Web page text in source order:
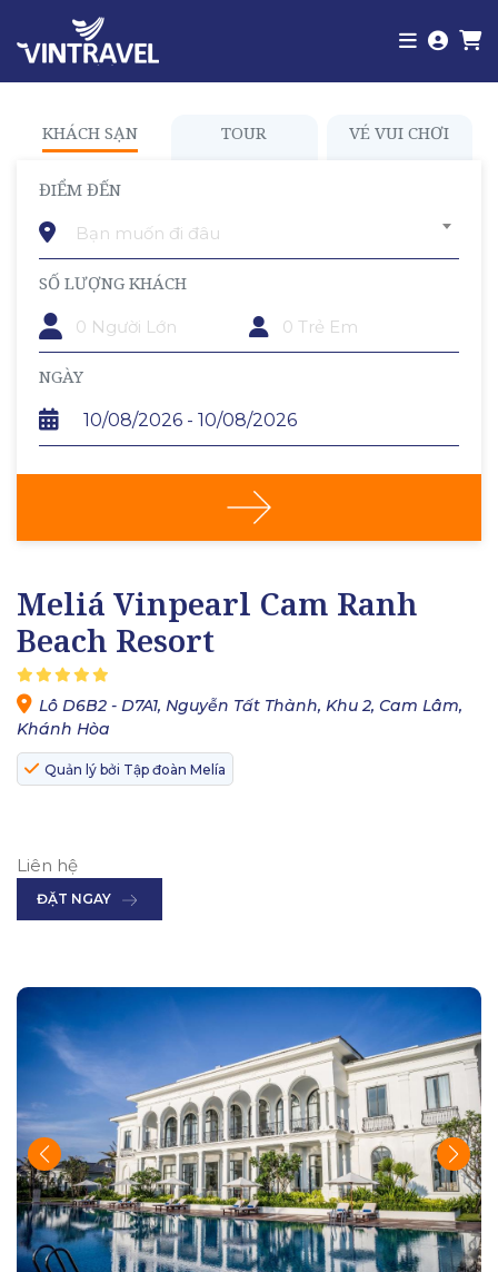
KHÁCH SẠN TOUR VÉ VUI CHƠI
ĐIỂM ĐẾN
Bạn muốn đi đâu
SỐ LƯỢNG KHÁCH
NGÀY
Meliá Vinpearl Cam Ranh
Beach Resort
Lô D6B2 - D7A1, Nguyễn Tất Thành, Khu 2, Cam Lâm,
Khánh Hòa
Quản lý bởi Tập đoàn Melía
Liên hệ
ĐẶT NGAY